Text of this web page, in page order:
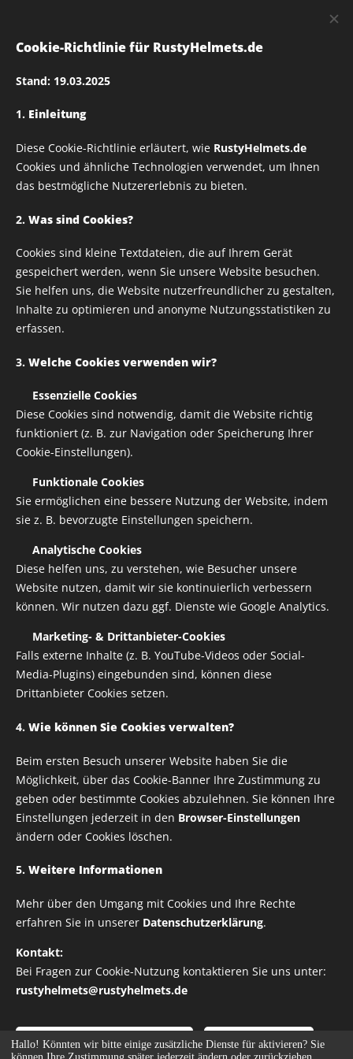
Rusty Helmets
twoface_06 Textildruck
– Verschiedene Größen
wählbar
Aufbügelbare Druck für Bekleidung
Variante auswählen:
ab1,00€
zzgl. Versandkosten
DATENSCHUTZRICHTLINIE
Cookie-Richtlinie für RustyHelmets.de
Stand: 19.03.2025
1. Einleitung
Diese Cookie-Richtlinie erläutert, wie RustyHelmets.de
Cookies und ähnliche Technologien verwendet, um Ihnen
das bestmögliche Nutzererlebnis zu bieten.
2. Was sind Cookies?
Cookies sind kleine Textdateien, die auf Ihrem Gerät
gespeichert werden, wenn Sie unsere Website besuchen.
Sie helfen uns, die Website nutzerfreundlicher zu gestalten,
Inhalte zu optimieren und anonyme Nutzungsstatistiken zu
erfassen.
3. Welche Cookies verwenden wir?
Essenzielle Cookies
Diese Cookies sind notwendig, damit die Website richtig
funktioniert (z. B. zur Navigation oder Speicherung Ihrer
Cookie-Einstellungen).
Funktionale Cookies
Sie ermöglichen eine bessere Nutzung der Website, indem
sie z. B. bevorzugte Einstellungen speichern.
Analytische Cookies
Diese helfen uns, zu verstehen, wie Besucher unsere
Website nutzen, damit wir sie kontinuierlich verbessern
können. Wir nutzen dazu ggf. Dienste wie Google Analytics.
Marketing- & Drittanbieter-Cookies
Falls externe Inhalte (z. B. YouTube-Videos oder Social-
Media-Plugins) eingebunden sind, können diese
Drittanbieter Cookies setzen.
4. Wie können Sie Cookies verwalten?
Beim ersten Besuch unserer Website haben Sie die
Möglichkeit, über das Cookie-Banner Ihre Zustimmung zu
geben oder bestimmte Cookies abzulehnen. Sie können Ihre
Einstellungen jederzeit in den Browser-Einstellungen
ändern oder Cookies löschen.
5. Weitere Informationen
Mehr über den Umgang mit Cookies und Ihre Rechte
erfahren Sie in unserer Datenschutzerklärung.
Kontakt:
Bei Fragen zur Cookie-Nutzung kontaktieren Sie uns unter:
rustyhelmets@rustyhelmets.de
Nur notwendige akzeptieren Alle akzeptieren
Hallo! Könnten wir bitte einige zusätzliche Dienste für aktivieren? Sie